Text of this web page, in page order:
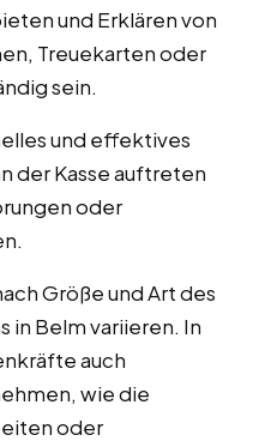
und Erklären von
Treuekarten oder
sein.
und effektives
der Kasse auftreten
oder
Größe und Art des
in Belm variieren. In
auch
wie die
oder